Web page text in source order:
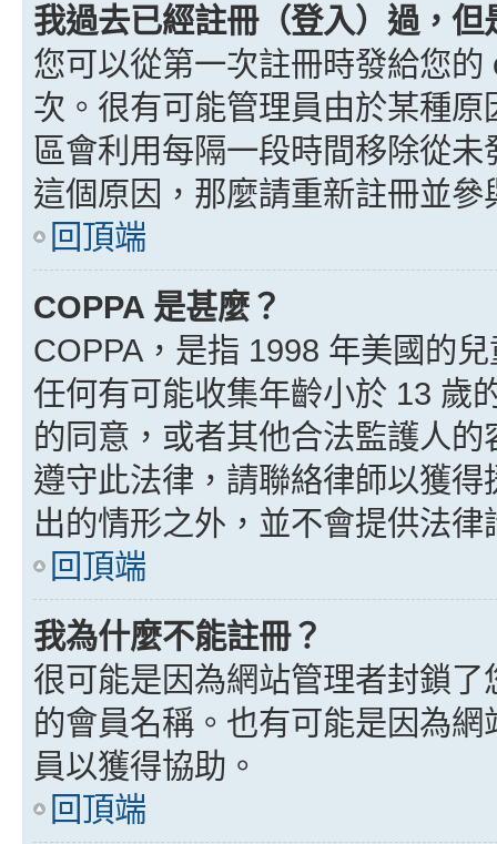
我過去已經註冊（登入）過，
您可以從第一次註冊時發給您
次。很有可能管理員由於某種
區會利用每隔一段時間移除從
這個原因，那麼請重新註冊並參
回頂端
COPPA 是甚麼？
COPPA，是指 1998 年美國的
任何有可能收集年齡小於 13 歲
的同意，或者其他合法監護人
遵守此法律，請聯絡律師以獲
出的情形之外，並不會提供法
回頂端
我為什麼不能註冊？
很可能是因為網站管理者封鎖
的會員名稱。也有可能是因為
員以獲得協助。
回頂端